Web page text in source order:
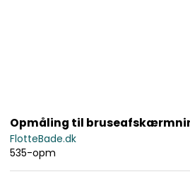
Opmåling til
FlotteBade.dk
535-opm